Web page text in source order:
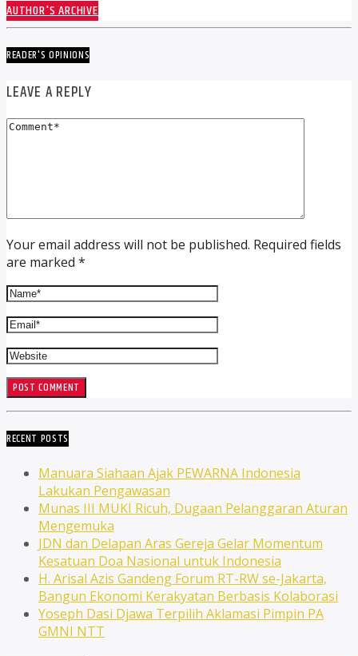
AUTHOR'S ARCHIVE
READER'S OPINIONS
LEAVE A REPLY
Your email address will not be published. Required fields
are marked *
RECENT POSTS
Manuara Siahaan Ajak PEWARNA Indonesia
Lakukan Pengawasan
Munas III MUKI Ricuh, Dugaan Pelanggaran Aturan
Mengemuka
JDN dan Delapan Aras Gereja Gelar Momentum
Kesatuan Doa Nasional untuk Indonesia
H. Arisal Azis Gandeng Forum RT-RW se-Jakarta,
Bangun Ekonomi Kerakyatan Berbasis Kolaborasi
Yoseph Dasi Djawa Terpilih Aklamasi Pimpin PA
GMNI NTT